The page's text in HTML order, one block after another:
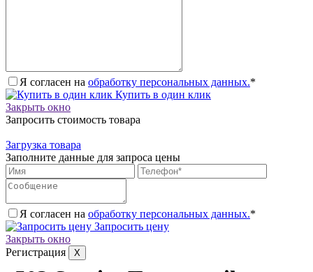
Я согласен на обработку персональных данных.*
Купить в один клик
Закрыть окно
Запросить стоимость товара
Загрузка товара
Заполните данные для запроса цены
Я согласен на обработку персональных данных.*
Запросить цену
Закрыть окно
Регистрация
X